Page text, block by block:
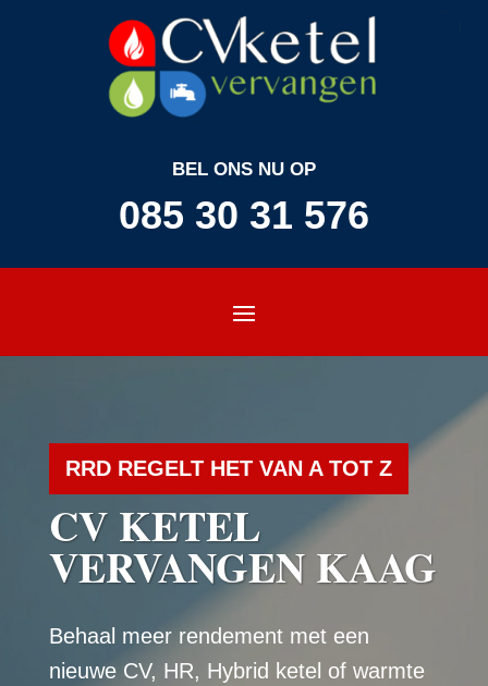
BEL ONS NU OP
085 30 31 576
RRD REGELT HET VAN A TOT Z
CV KETEL
VERVANGEN KAAG
Behaal meer rendement met een
nieuwe CV, HR, Hybrid ketel of warmte